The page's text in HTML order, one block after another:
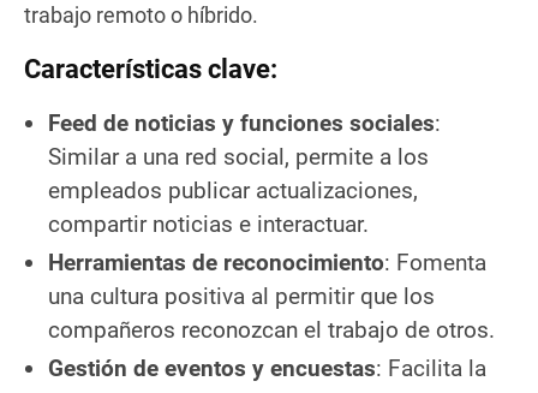
trabajo remoto o híbrido.
Características clave:
Feed de noticias y funciones sociales:
Similar a una red social, permite a los
empleados publicar actualizaciones,
compartir noticias e interactuar.
Herramientas de reconocimiento: Fomenta
una cultura positiva al permitir que los
compañeros reconozcan el trabajo de otros.
Gestión de eventos y encuestas: Facilita la